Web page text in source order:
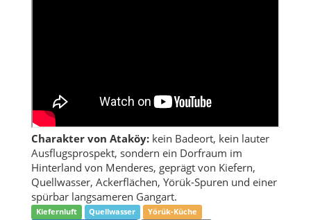
Charakter von Ataköy: kein Badeort, kein lauter
Ausflugsprospekt, sondern ein Dorfraum im
Hinterland von Menderes, geprägt von Kiefern,
Quellwasser, Ackerflächen, Yörük-Spuren und einer
spürbar langsameren Gangart.
Kiefernluft Quellwasser
Yörük-Küche